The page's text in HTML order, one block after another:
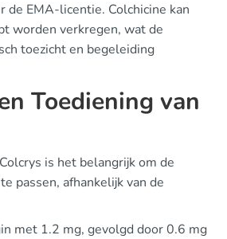
de EMA-licentie. Colchicine kan
worden verkregen, wat de
toezicht en begeleiding
Toediening van
is het belangrijk om de
passen, afhankelijk van de
met 1.2 mg, gevolgd door 0.6 mg